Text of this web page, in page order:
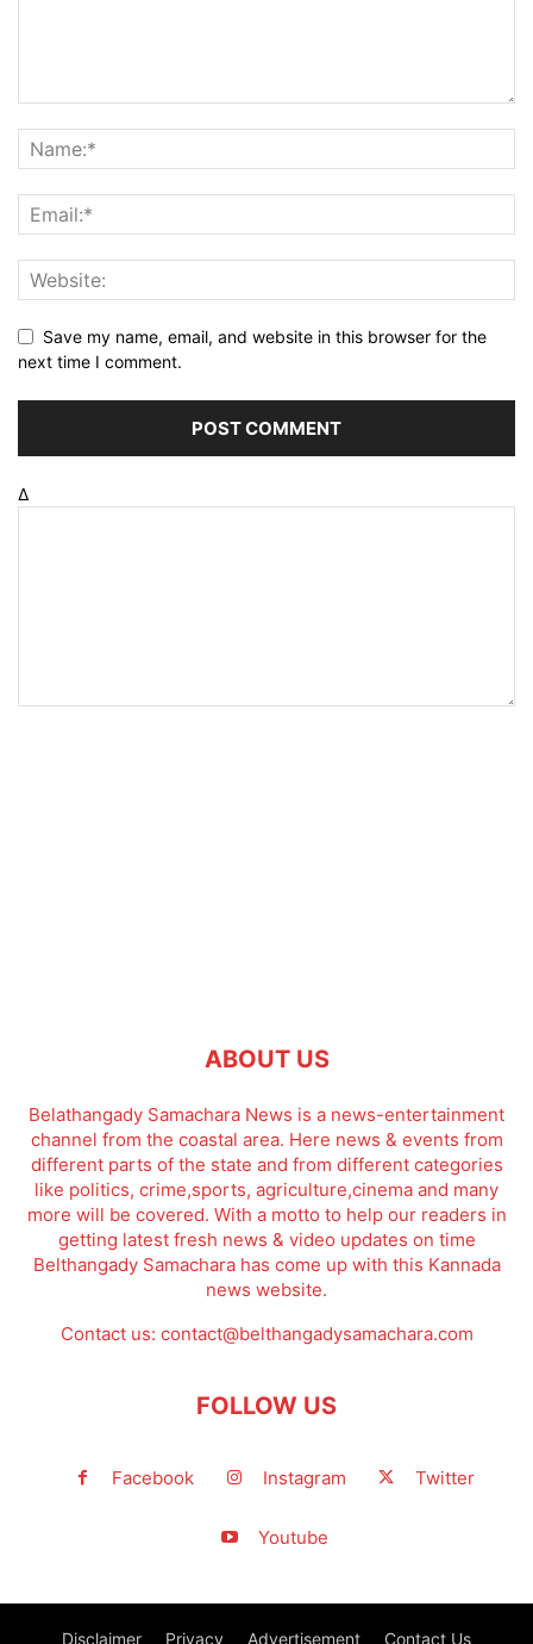
Save my name, email, and website in this browser for the
next time I comment.
Δ
ABOUT US
Belathangady Samachara News is a news-entertainment
channel from the coastal area. Here news & events from
different parts of the state and from different categories
like politics, crime,sports, agriculture,cinema and many
more will be covered. With a motto to help our readers in
getting latest fresh news & video updates on time
Belthangady Samachara has come up with this Kannada
news website.
Contact us: contact@belthangadysamachara.com
FOLLOW US
Facebook Instagram Twitter
Youtube
Disclaimer Privacy Advertisement Contact Us